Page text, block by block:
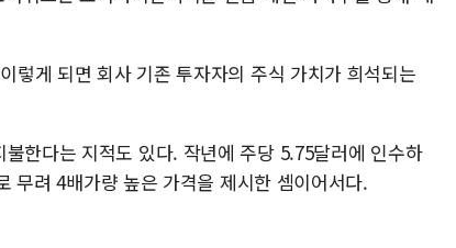
렇게 되면 회사 기존 투자자의 주식 가치가 희석되는
한다는 지적도 있다. 작년에 주당 5.75달러에 인수하
무려 4배가량 높은 가격을 제시한 셈이어서다.